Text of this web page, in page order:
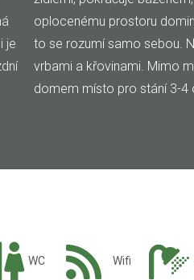
je
oplocenému prostoru
to se rozumí samo sebou.
vrbami a křovinami. Mimo
domem místo pro stání 3-4
WC Wifi